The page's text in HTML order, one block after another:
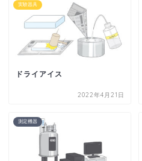
実験器具
ドライアイス
2022年4月21日
測定機器